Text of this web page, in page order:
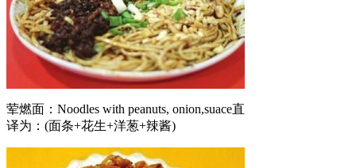
荤燃面：Noodles with peanuts, onion,suace直
译为：(面条+花生+洋葱+辣酱)